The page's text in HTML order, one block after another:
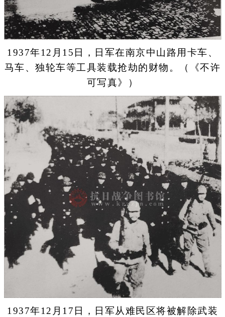
1937年12月15日，日军在南京中山路用卡车、
马车、独轮车等工具装载抢劫的财物。（《不许
可写真》）
1937年12月17日，日军从难民区将被解除武装